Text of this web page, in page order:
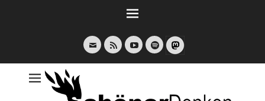
E-
Mail
Feed YouTubeSpotify